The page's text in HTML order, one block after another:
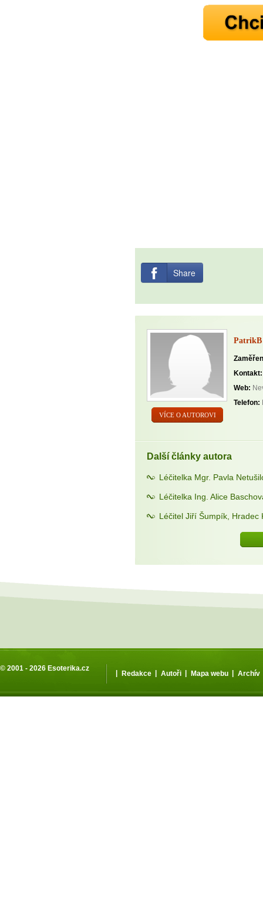
...
Máte pocit, že jste unaveni
Share
VÍCE O AUTOROVI
PatrikB
Kontakt:
Web:
Telefon:
Další články autora
Léčitelka Mgr. Pavla
Léčitelka Ing. Alice
Léčitel Jiří Šumpík, Hradec
© 2001 - 2026 Esoterika.cz
| Redakce | Autoři | Mapa webu | Archív